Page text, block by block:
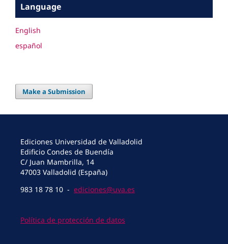
Language
English
español
Make a Submission
Ediciones Universidad de Valladolid
Edificio Condes de Buendía
C/ Juan Mambrilla, 14
47003 Valladolid (España)
983 18 78 10 - ediciones@uva.es
Política de protección de datos